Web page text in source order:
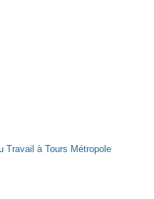
Travail à Tours Métropole